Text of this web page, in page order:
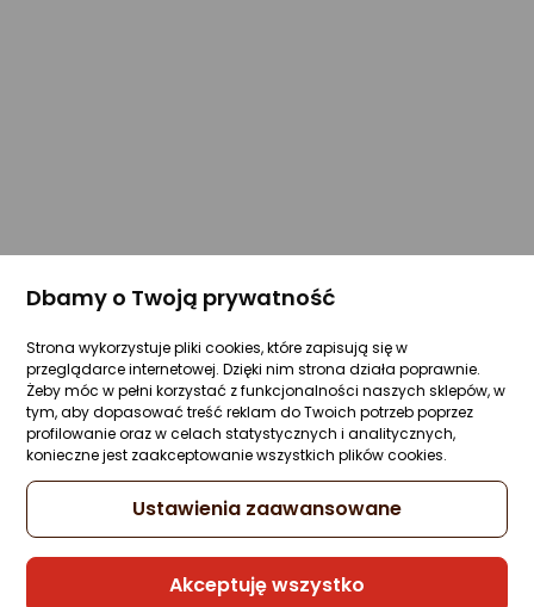
Dbamy o Twoją prywatność
Strona wykorzystuje pliki cookies, które zapisują się w
przeglądarce internetowej. Dzięki nim strona działa poprawnie.
Żeby móc w pełni korzystać z funkcjonalności naszych sklepów, w
tym, aby dopasować treść reklam do Twoich potrzeb poprzez
profilowanie oraz w celach statystycznych i analitycznych,
konieczne jest zaakceptowanie wszystkich plików cookies.
Ustawienia zaawansowane
Akceptuję wszystko